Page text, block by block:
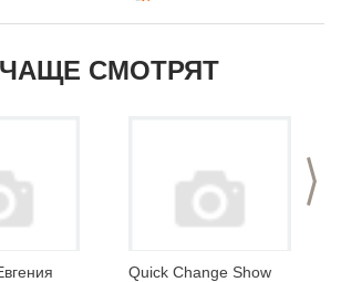
СМОТРЯТ
>
Quick Change Show